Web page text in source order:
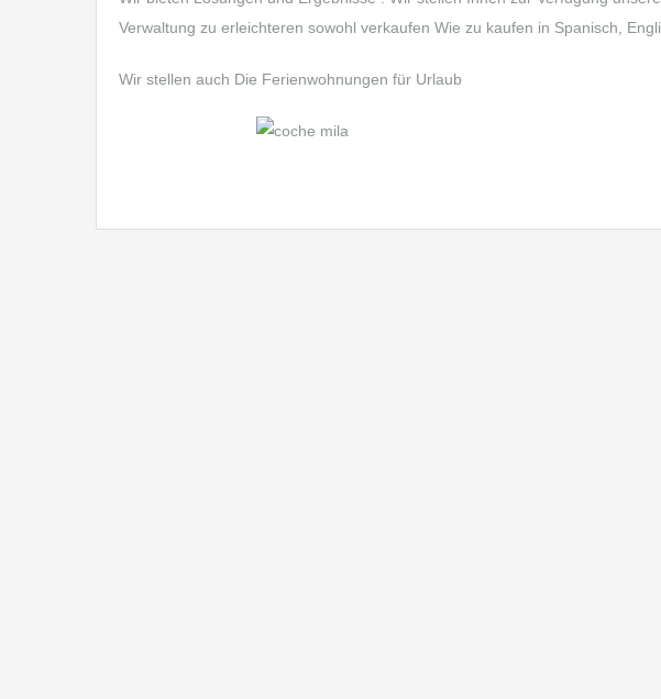
Verwaltung zu erleichteren sowohl verkaufen Wie zu kaufen in Spanisch,
Wir stellen auch Die Ferienwohnungen für Urlaub